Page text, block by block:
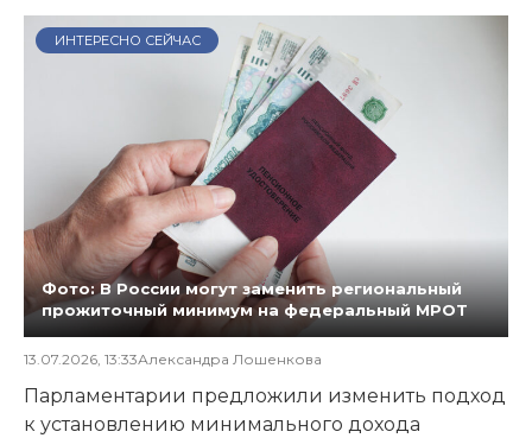
ИНТЕРЕСНО СЕЙЧАС
Фото: В России могут заменить региональный
прожиточный минимум на федеральный МРОТ
13.07.2026, 13:33Александра Лошенкова
Парламентарии предложили изменить подход
к установлению минимального дохода